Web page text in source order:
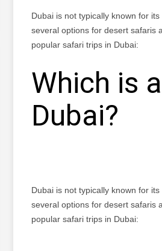
Dubai is not typically known for
several options for desert safaris
popular safari trips in Dubai:
Which is
Dubai?
Dubai is not typically known for its
several options for desert safaris
popular safari trips in Dubai: